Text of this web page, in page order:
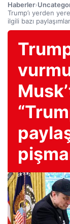
Haberler›
Trump’ı yerden
ilgili bazı